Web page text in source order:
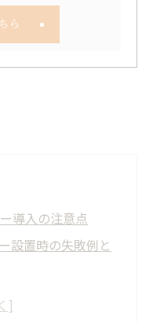
ら
導入の注意点
設置時の失敗例と
選びで後悔しない